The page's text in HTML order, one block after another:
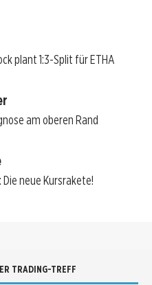
plant 1:3-Split für ETHA
am oberen Rand
neue Kursrakete!
TRADING-TREFF